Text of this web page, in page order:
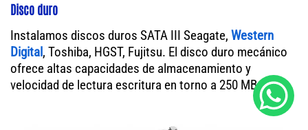
Disco duro
Instalamos discos duros SATA III Seagate, Western
Digital, Toshiba, HGST, Fujitsu. El disco duro mecánico
ofrece altas capacidades de almacenamiento y
velocidad de lectura escritura en torno a 250 MB/s.